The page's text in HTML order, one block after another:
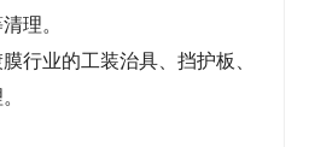
理。
行业的工装治具、挡护板、